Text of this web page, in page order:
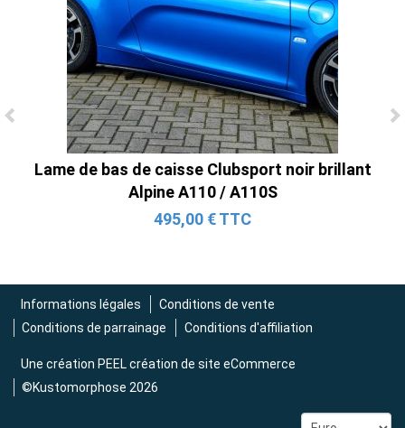
Ligne Cat-Back Active 4 Sorties avec
Tube en H pour Ford Mustang GT & V6
(2015-2023)
2 690,00 € TTC
Lame de bas de caisse Clubsport noir brillant
Alpine A110 / A110S
495,00 € TTC
Informations légales
Conditions de vente
Conditions de parrainage
Conditions d'affiliation
Une création PEEL création de site eCommerce
©Kustomorphose 2026